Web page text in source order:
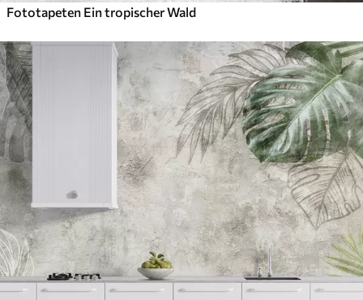
Fototapeten Ein tropischer Wald